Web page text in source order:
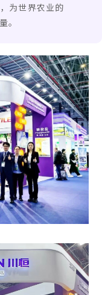
为世界农业的
。